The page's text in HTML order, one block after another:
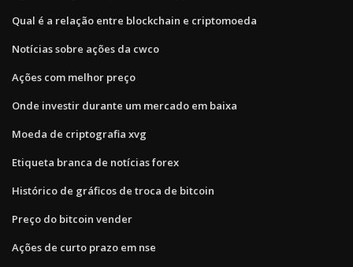
Qual é a relação entre blockchain e criptomoeda
Notícias sobre ações da cwco
Ações com melhor preço
Onde investir durante um mercado em baixa
Moeda de criptografia xvg
Etiqueta branca de notícias forex
Histórico de gráficos de troca de bitcoin
Preço do bitcoin vender
Ações de curto prazo em nse